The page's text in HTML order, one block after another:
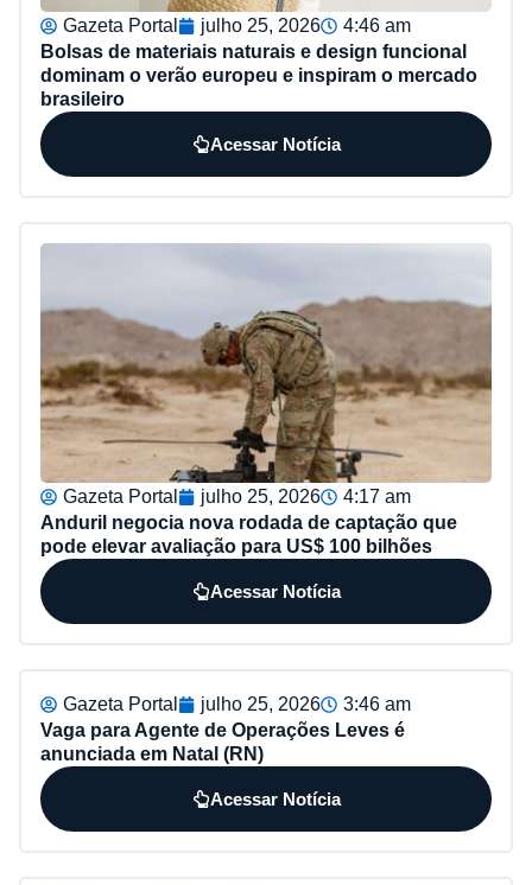
Gazeta Portal julho 25, 2026
4:46 am
Bolsas de materiais naturais e design funcional
dominam o verão europeu e inspiram o mercado
brasileiro
Acessar Notícia
Gazeta Portal julho 25, 2026
4:17 am
Anduril negocia nova rodada de captação que
pode elevar avaliação para US$ 100 bilhões
Acessar Notícia
Gazeta Portal julho 25, 2026
3:46 am
Vaga para Agente de Operações Leves é
anunciada em Natal (RN)
Acessar Notícia